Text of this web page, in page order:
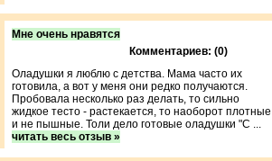
Мне очень нравятся
Комментариев: (0)
Оладушки я люблю с детства. Мама часто их
готовила, а вот у меня они редко получаются.
Пробовала несколько раз делать, то сильно
жидкое тесто - растекается, то наоборот плотные
и не пышные. Толи дело готовые оладушки "С ...
читать весь отзыв »